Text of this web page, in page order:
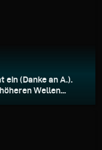
ein (Danke an A.).
Wellen...